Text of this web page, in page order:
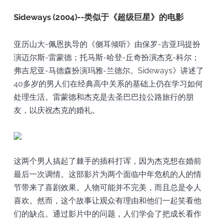
Sideways (2004)--类似于《超级巨星》的电影
亚历山大-佩恩执导的《侧耳倾听》由保罗-吉亚玛提扮
演迈尔斯-雷蒙德；托马斯-哈登-丘奇扮演杰克-科尔；
弗吉尼亚-马德森扮演玛雅-兰德尔。Sideways》讲述了
40多岁的男人们在经典高中关系的基础上仍在学习如何
处理生活。雷蒙德和杰克是去圣巴巴拉公路旅行的朋
友，以庆祝杰克的婚礼。
这两个男人搞起了棘手的插科打诨，因为杰克想在婚前
最后一次调情。这部影片为两个面临中年危机的人的情
节带来了喜剧效果。人物可能并不完美，而且总是令人
喜欢。然而，这个故事让观众有理由和他们一起笑看他
们的缺点。通过影片中的问题，人们学会了把成长看作